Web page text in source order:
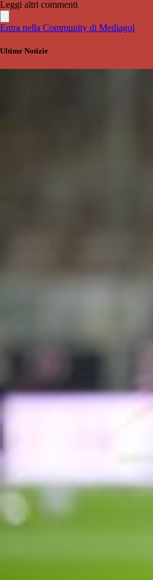
Leggi altri commenti
Entra nella Community di Mediagol
Ultime Notizie